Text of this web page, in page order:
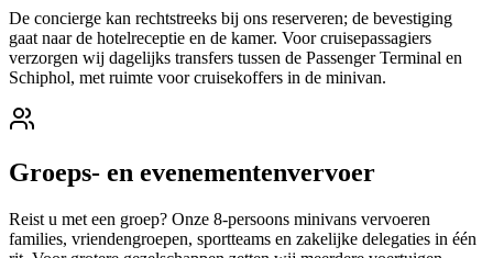
De concierge kan rechtstreeks bij ons reserveren; de bevestiging
gaat naar de hotelreceptie en de kamer. Voor cruisepassagiers
verzorgen wij dagelijks transfers tussen de Passenger Terminal en
Schiphol, met ruimte voor cruisekoffers in de minivan.
Groeps- en evenementenvervoer
Reist u met een groep? Onze 8-persoons minivans vervoeren
families, vriendengroepen, sportteams en zakelijke delegaties in één